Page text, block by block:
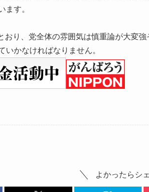
ます。
おり、党全体の雰囲気は慎重論が大変
いかなければなりません。
よかったらシ